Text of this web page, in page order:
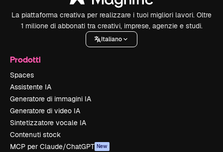
La piattaforma creativa per realizzare i tuoi migliori lavori. Oltre
1 milione di abbonati tra creativi, imprese, agenzie e studi.
Italiano
Prodotti
Spaces
Assistente IA
Generatore di immagini IA
Generatore di video IA
Sintetizzatore vocale IA
Contenuti stock
MCP per Claude/ChatGPT New